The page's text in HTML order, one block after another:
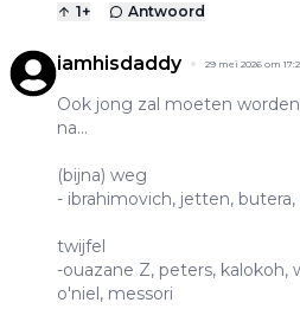
1+ Antwoord
iamhisdaddy 29 mei 2026 om
Ook jong zal moeten
na...
(bijna) weg
- ibrahimovich, jetten, butera,
twijfel
-ouazane Z, peters, kalokoh,
o'niel, messori